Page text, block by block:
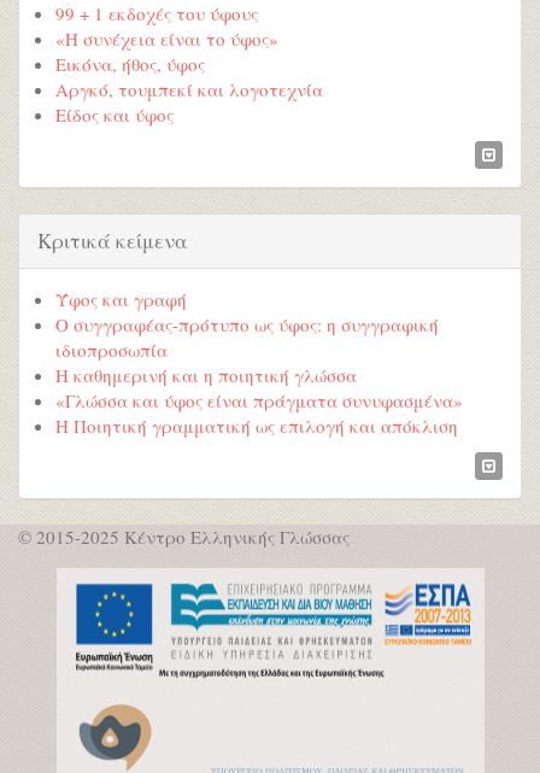
99 + 1 εκδοχές του ύφους
«Η συνέχεια είναι το ύφος»
Εικόνα, ήθος, ύφος
Αργκό, τουμπεκί και λογοτεχνία
Είδος και ύφος
Κριτικά κείμενα
Ύφος και γραφή
Ο συγγραφέας-πρότυπο ως ύφος: η συγγραφική
ιδιοπροσωπία
Η καθημερινή και η ποιητική γλώσσα
«Γλώσσα και ύφος είναι πράγματα συνυφασμένα»
Η Ποιητική γραμματική ως επιλογή και απόκλιση
© 2015-2025 Κέντρο Ελληνικής Γλώσσας